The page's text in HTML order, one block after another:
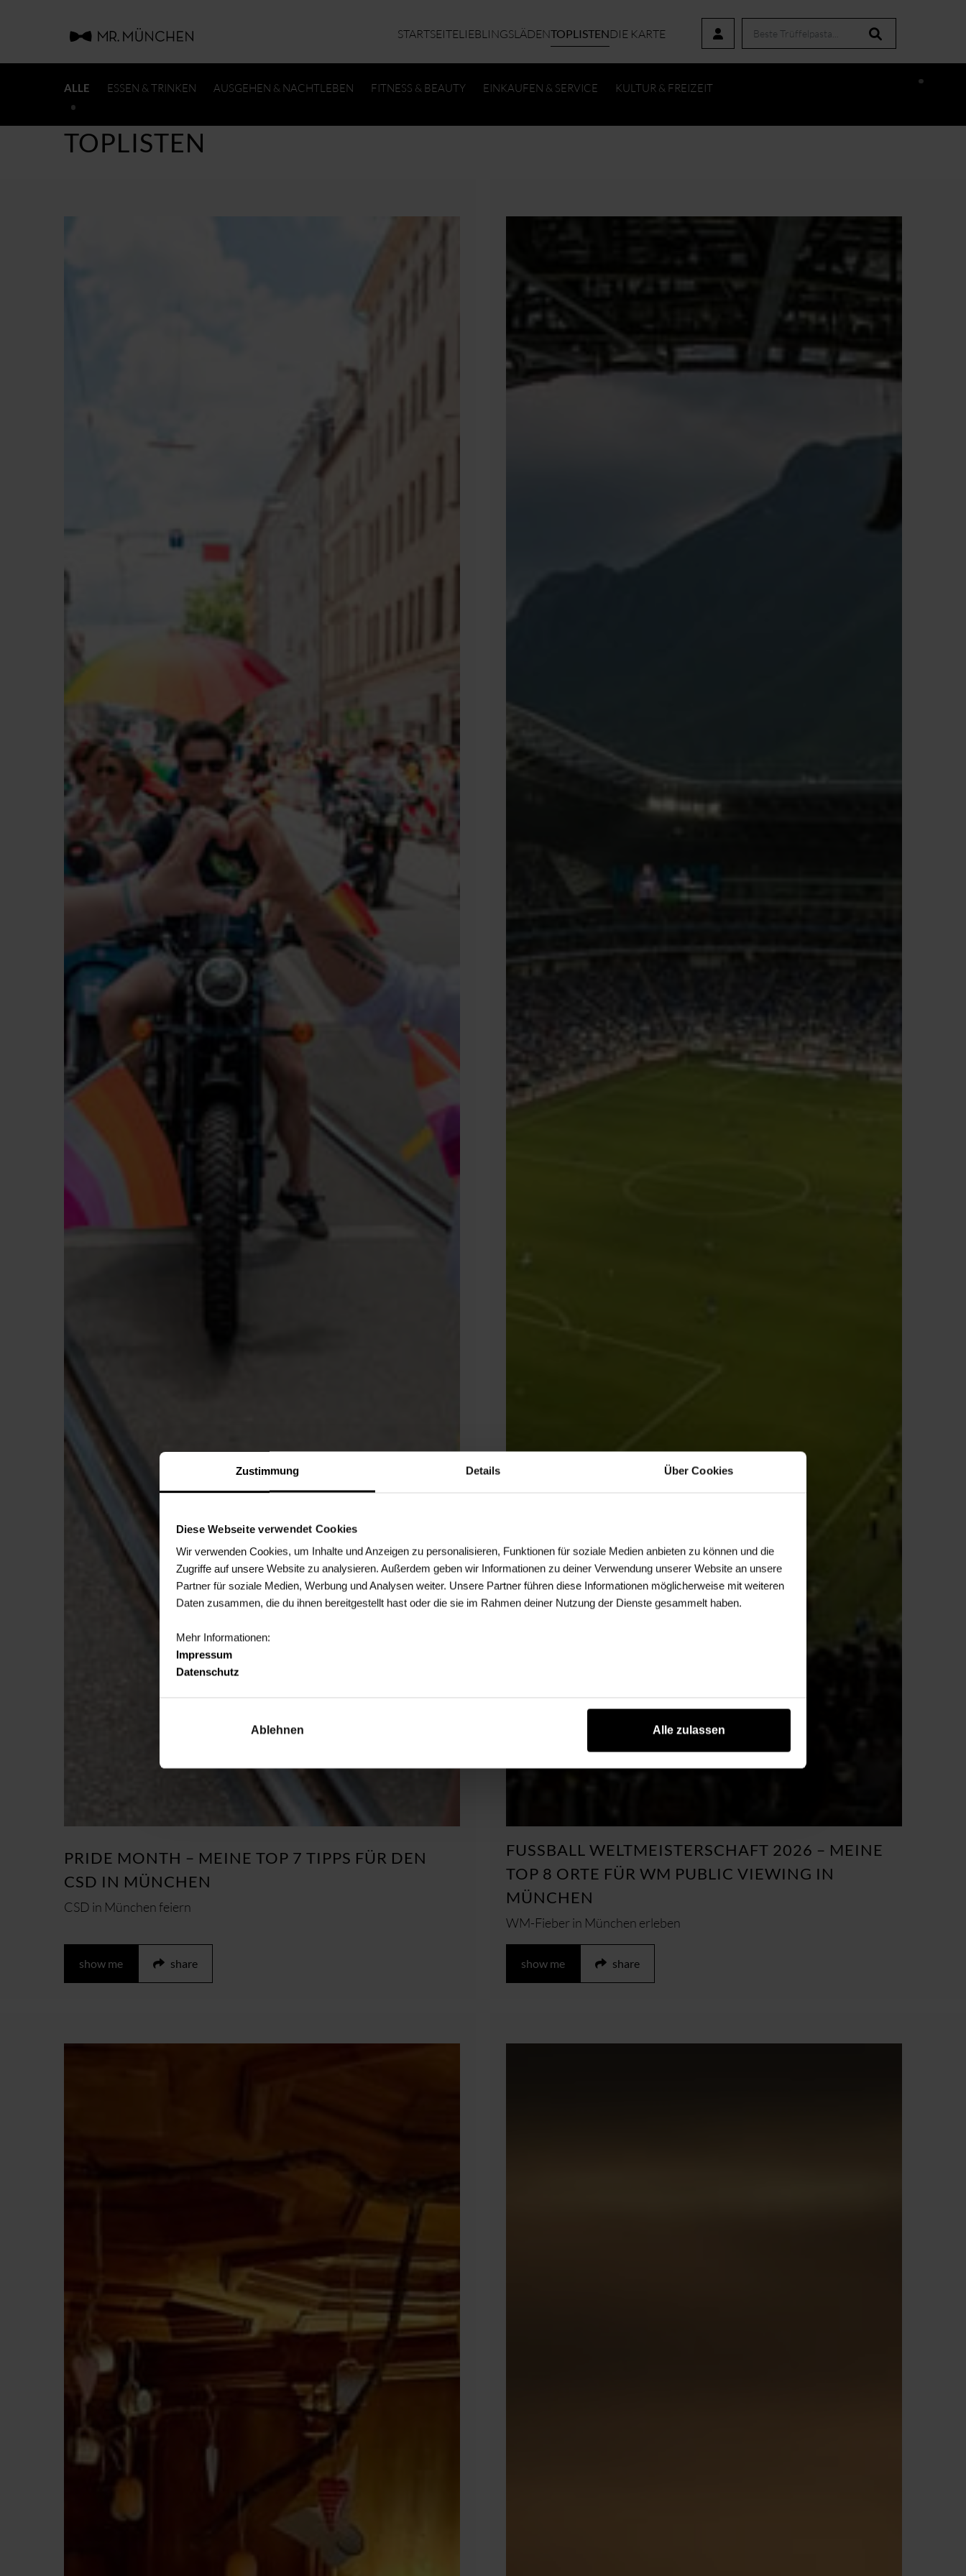
Zustimmung Details Über Cookies
Diese Webseite verwendet Cookies
Wir verwenden Cookies, um Inhalte und Anzeigen zu personalisieren, Funktionen für soziale Medien anbieten zu können und die
Zugriffe auf unsere Website zu analysieren. Außerdem geben wir Informationen zu deiner Verwendung unserer Website an unsere
Partner für soziale Medien, Werbung und Analysen weiter. Unsere Partner führen diese Informationen möglicherweise mit weiteren
Daten zusammen, die du ihnen bereitgestellt hast oder die sie im Rahmen deiner Nutzung der Dienste gesammelt haben.
Mehr Informationen:
Impressum
Datenschutz
Ablehnen Alle zulassen
STARTSEITELIEBLINGSLÄDENTOPLISTENDIE KARTE
ALLE ESSEN & TRINKEN AUSGEHEN & NACHTLEBEN FITNESS & BEAUTY EINKAUFEN & SERVICE KULTUR & FREIZEIT
TOPLISTEN
PRIDE MONTH – MEINE TOP 7 TIPPS FÜR DEN
CSD IN MÜNCHEN
CSD in München feiern
show me share
FUSSBALL WELTMEISTERSCHAFT 2026 – MEINE T
OP 8 ORTE FÜR WM PUBLIC VIEWING IN M
ÜNCHEN
WM-Fieber in München erleben
show me share